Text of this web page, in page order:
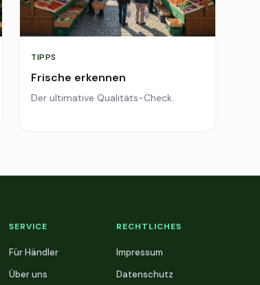
TIPPS
Frische erkennen
Der ultimative Qualitäts-Check.
SERVICE
Für Händler
Über uns
RECHTLICHES
Impressum
Datenschutz